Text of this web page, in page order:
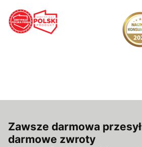
Zawsze darmowa
darmowe zwroty